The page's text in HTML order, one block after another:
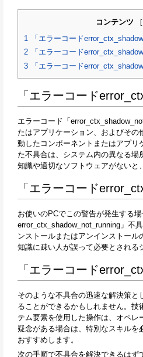
コンテンツ [
1
「エラーコード
2
「エラーコード
3
「エラーコード
「エラーコード
エラーコード「
たはアプリケーション、およびそ
動したコンポーネントまたはアプリ
た不具合は、システム内の異なる
知識や適切なソフトウェアがないと
「エラーコード
お使いのPCでこの警告が発生する
error_ctx_shadow_not_running」不
ンストールまたはアンインストー
知識に疎い人が誤って必要とされる
「エラーコード
そのような不具合の迅速な解決策
ることができるかもしれません。
テム要素を使用した操作は、オペ
疑念がある場合は、特別なスキル
おすすめします。
次の手順で不具合を解決できるはず
Once the download is complete,
downloaded file link